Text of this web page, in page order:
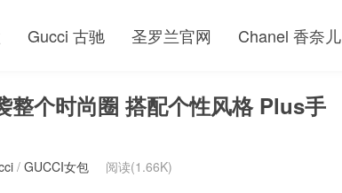
Gucci 古驰 圣罗兰官网 Chanel 香奈儿
整个时尚圈 搭配个性风格 Plus手
/ GUCCI女包 阅读(1.66K)